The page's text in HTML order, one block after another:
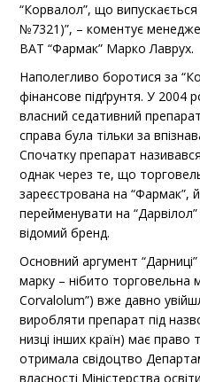
“Корвалол”, що
№7321)”, – коментує
ВАТ “Фармак” Марко Лаврух.
Наполегливо боротися за
фінансове підґрунтя. У 2004
власний седативний
справа була тільки за
Спочатку препарат
однак через те, що
зареєстрована на “Фармак”,
перейменувати на
відомий бренд.
Основний аргумент
марку – нібито торговельна
Corvalolum”) вже давно
виробляти препарат під
низці інших країн) має право
отримала свідоцтво
власності Міністерства